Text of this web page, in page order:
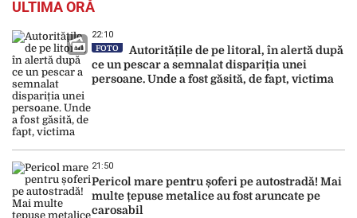
ULTIMA ORĂ
22:10
FOTO
Autoritățile de pe litoral, în alertă după
ce un pescar a semnalat dispariția unei
persoane. Unde a fost găsită, de fapt, victima
21:50
Pericol mare pentru șoferi pe autostradă! Mai
multe țepuse metalice au fost aruncate pe
carosabil